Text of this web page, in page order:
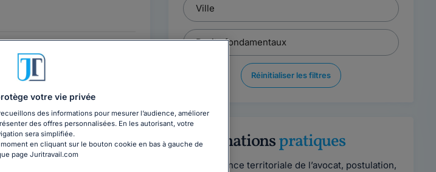
Réinitialiser les filtres
Informationspratiques
Compétence territoriale de l’avocat, postulation,
votre vie privée
des informations pour mesurer l’audience, améliorer
des offres personnalisées. En les autorisant, votre
sera simplifiée.
en cliquant sur le bouton cookie en bas à gauche de
page Juritravail.com